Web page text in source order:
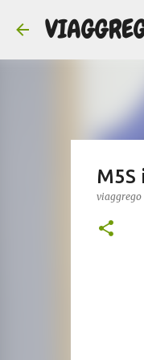
viaggrego